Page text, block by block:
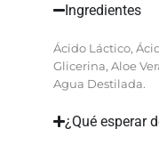
Ingredientes
Ácido Láctico,
Glicerina, Aloe
Agua Destilada.
¿Qué esperar